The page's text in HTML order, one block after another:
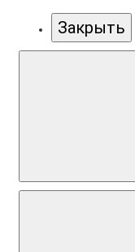
Закрыть